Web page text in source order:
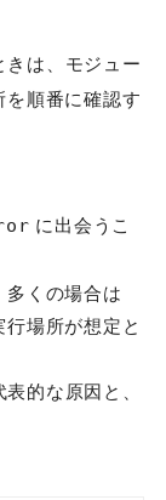
きは、モジュー
順番に確認す
に出会うこ
くの場合は
行場所が想定と
的な原因と、